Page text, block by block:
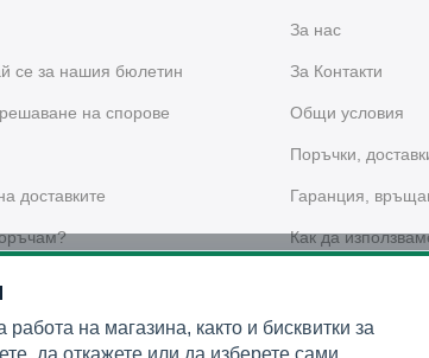
се за нашия бюлетин
на спорове
доставките
За нас
За Контакти
Общи условия
Поръчки,
Гаранция,
Как да
на магазина, както и бисквитки за
да откажете или да изберете сами.